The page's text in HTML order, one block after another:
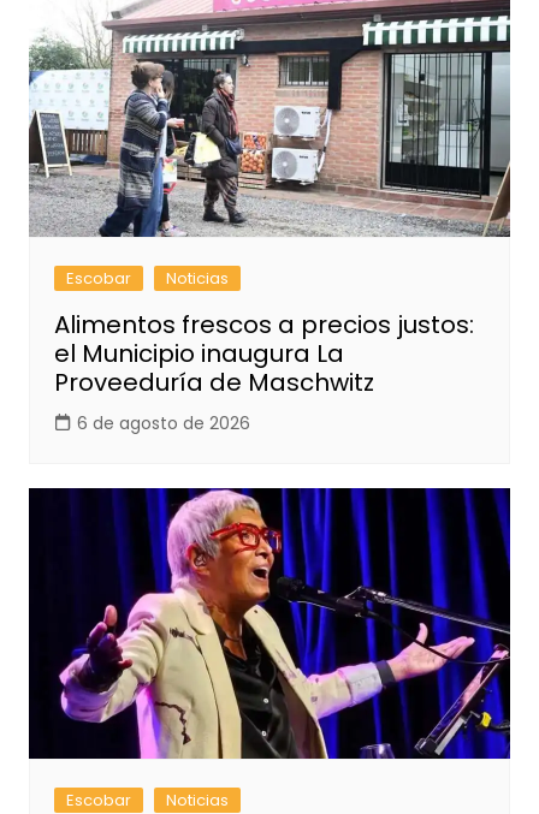
Escobar Noticias
Alimentos frescos a precios justos:
el Municipio inaugura La
Proveeduría de Maschwitz
6 de agosto de 2026
Escobar Noticias